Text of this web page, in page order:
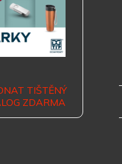
TIŠTĚNÝ
ZDARMA